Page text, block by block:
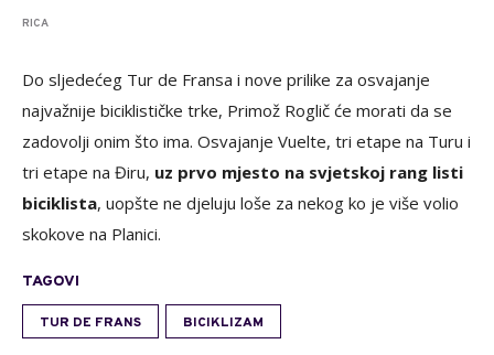
RICA
Do sljedećeg Tur de Fransa i nove prilike za osvajanje
najvažnije biciklističke trke, Primož Roglič će morati da se
zadovolji onim što ima. Osvajanje Vuelte, tri etape na Turu i
tri etape na Điru, uz prvo mjesto na svjetskoj rang listi
biciklista, uopšte ne djeluju loše za nekog ko je više volio
skokove na Planici.
TAGOVI
TUR DE FRANS BICIKLIZAM